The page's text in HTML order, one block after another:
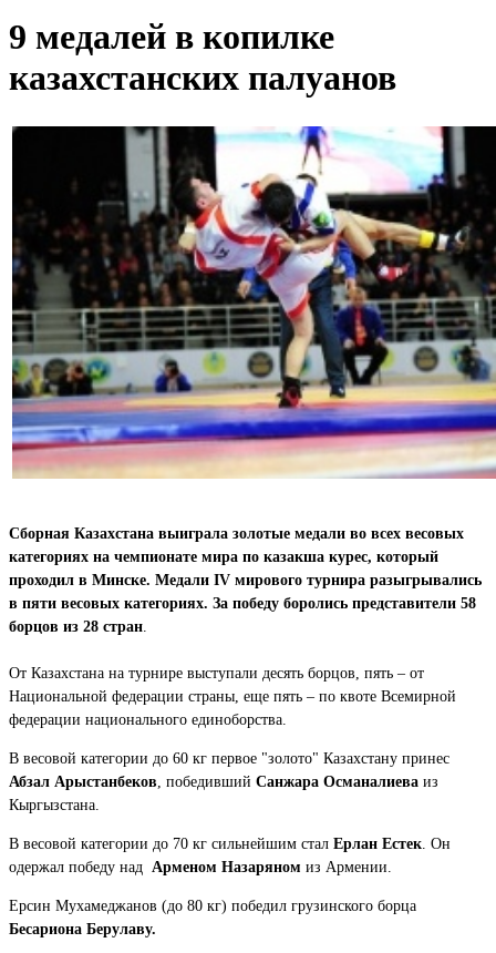
9 медалей в копилке
казахстанских палуанов
Сборная Казахстана выиграла золотые медали во всех весовых
категориях на чемпионате мира по казакша курес, который
проходил в Минске. Медали IV мирового турнира разыгрывались
в пяти весовых категориях. За победу боролись представители 58
борцов из 28 стран
От Казахстана на турнире выступали десять борцов, пять – от
Национальной федерации страны, еще пять – по квоте Всемирной
федерации национального единоборства.
В весовой категории до 60 кг первое "золото" Казахстану принес
Абзал Арыстанбеков , победивший Санжара Османалиева из
Кыргызстана.
В весовой категории до 70 кг сильнейшим стал Ерлан Естек . Он
одержал победу над Арменом Назаряном из Армении.
Ерсин Мухамеджанов (до 80 кг) победил грузинского борца
Бесариона Берулаву.